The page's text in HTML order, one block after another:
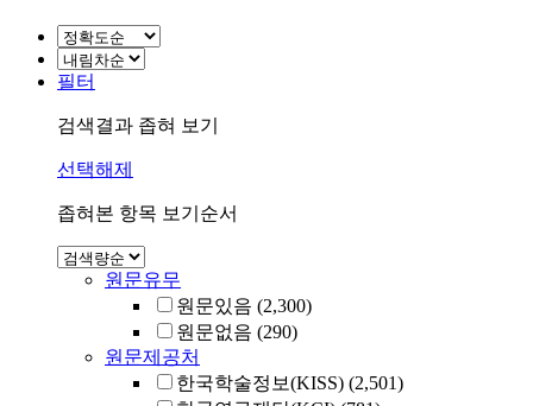
필터
검색결과 좁혀 보기
선택해제
좁혀본 항목 보기순서
원문유무
원문있음 (2,300)
원문없음 (290)
원문제공처
한국학술정보(KISS) (2,501)